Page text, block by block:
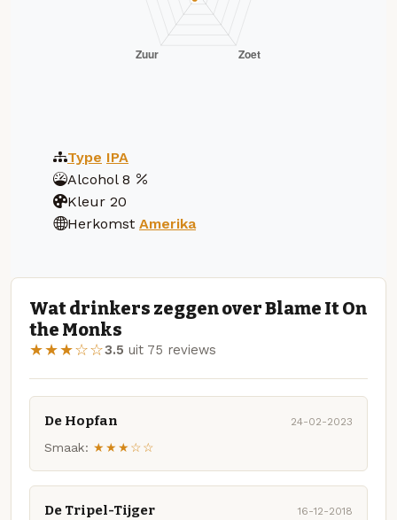
Type IPA
Alcohol 8
Kleur 20
Herkomst Amerika
Wat drinkers zeggen over Blame It On
the Monks
★★★☆☆3.5 uit 75 reviews
De Hopfan 24-02-2023
Smaak: ★★★☆☆
De Tripel-Tijger 16-12-2018